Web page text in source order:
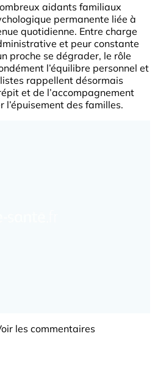
aidants familiaux
permanente liée à
quotidienne. Entre charge
et peur constante
proche se dégrader, le rôle
l’équilibre personnel et
rappellent désormais
et de l’accompagnement
des familles.
les commentaires